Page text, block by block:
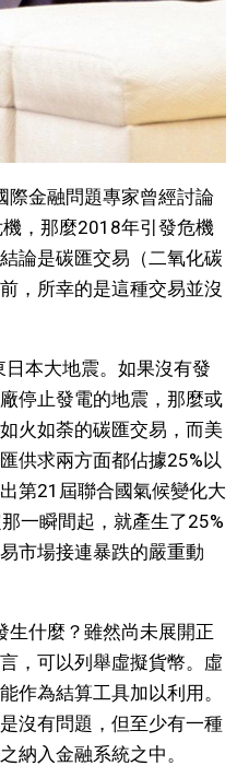
金融問題專家曾經討論
，那麼2018年引發危機
論是碳匯交易（二氧化碳
，所幸的是這種交易並沒
本大地震。如果沒有發
停止發電的地震，那麼或
火如荼的碳匯交易，而美
供求兩方面都佔據25%以
第21屆聯合國氣候變化大
一瞬間起，就產生了25%
市場接連暴跌的嚴重動
什麼？雖然尚未展開正
，可以列舉虛擬貨幣。虛
作為結算工具加以利用。
沒有問題，但至少有一種
納入金融系統之中。